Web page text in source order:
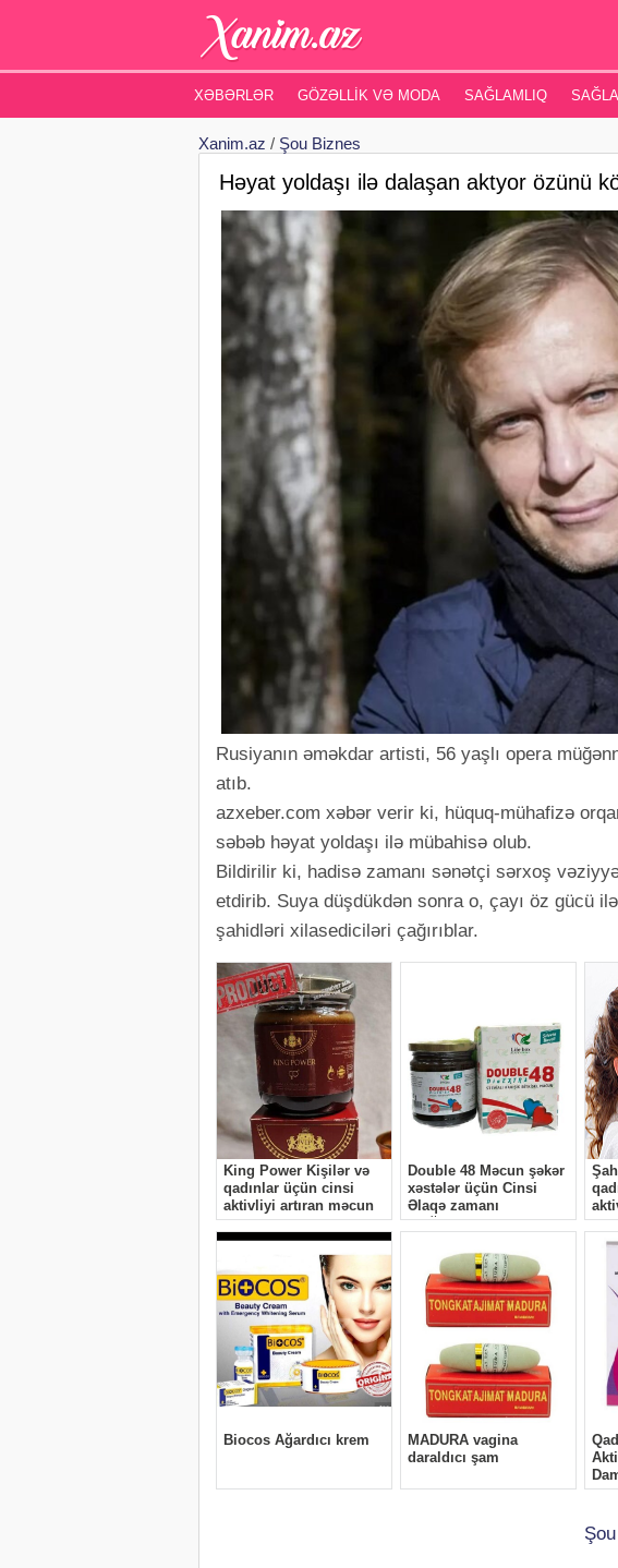
XƏBƏRLƏR GÖZƏLLIK VƏ MODA SAĞLAMLIQ
Xanim.az / Şou Biznes
Həyat yoldaşı ilə dalaşan aktyor özünü
Rusiyanın əməkdar artisti, 56 yaşlı opera
atıb.
azxeber.com xəbər verir ki, hüquq-mühafizə
səbəb həyat yoldaşı ilə mübahisə olub.
Bildirilir ki, hadisə zamanı sənətçi sərxoş
etdirib. Suya düşdükdən sonra o, çayı öz gücü
şahidləri xilasediciləri çağırıblar.